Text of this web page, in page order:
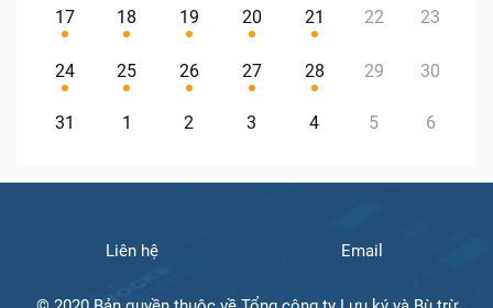
17 18 19 20 21 22 23
24 25 26 27 28 29 30
31 1 2 3 4 5 6
Liên hệ Email